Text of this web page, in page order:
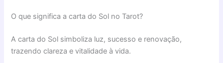
O que significa a carta do Sol no Tarot?
A carta do Sol simboliza luz, sucesso e renovação,
trazendo clareza e vitalidade à vida.